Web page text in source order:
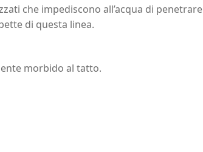
che impediscono all’acqua di penetrare
di questa linea.
morbido al tatto.